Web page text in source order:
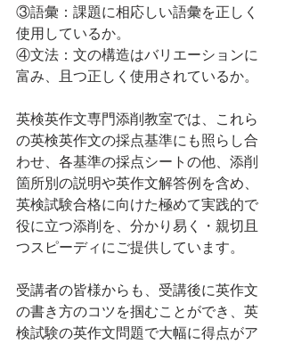
③語彙：課題に相応しい語彙を正しく
使用しているか。
④文法：文の構造はバリエーションに
富み、且つ正しく使用されているか。
英検英作文専門添削教室では、これら
の英検英作文の採点基準にも照らし合
わせ、各基準の採点シートの他、添削
箇所別の説明や英作文解答例を含め、
英検試験合格に向けた極めて実践的で
役に立つ添削を、分かり易く・親切且
つスピーディにご提供しています。
受講者の皆様からも、受講後に英作文
の書き方のコツを掴むことができ、英
検試験の英作文問題で大幅に得点がア